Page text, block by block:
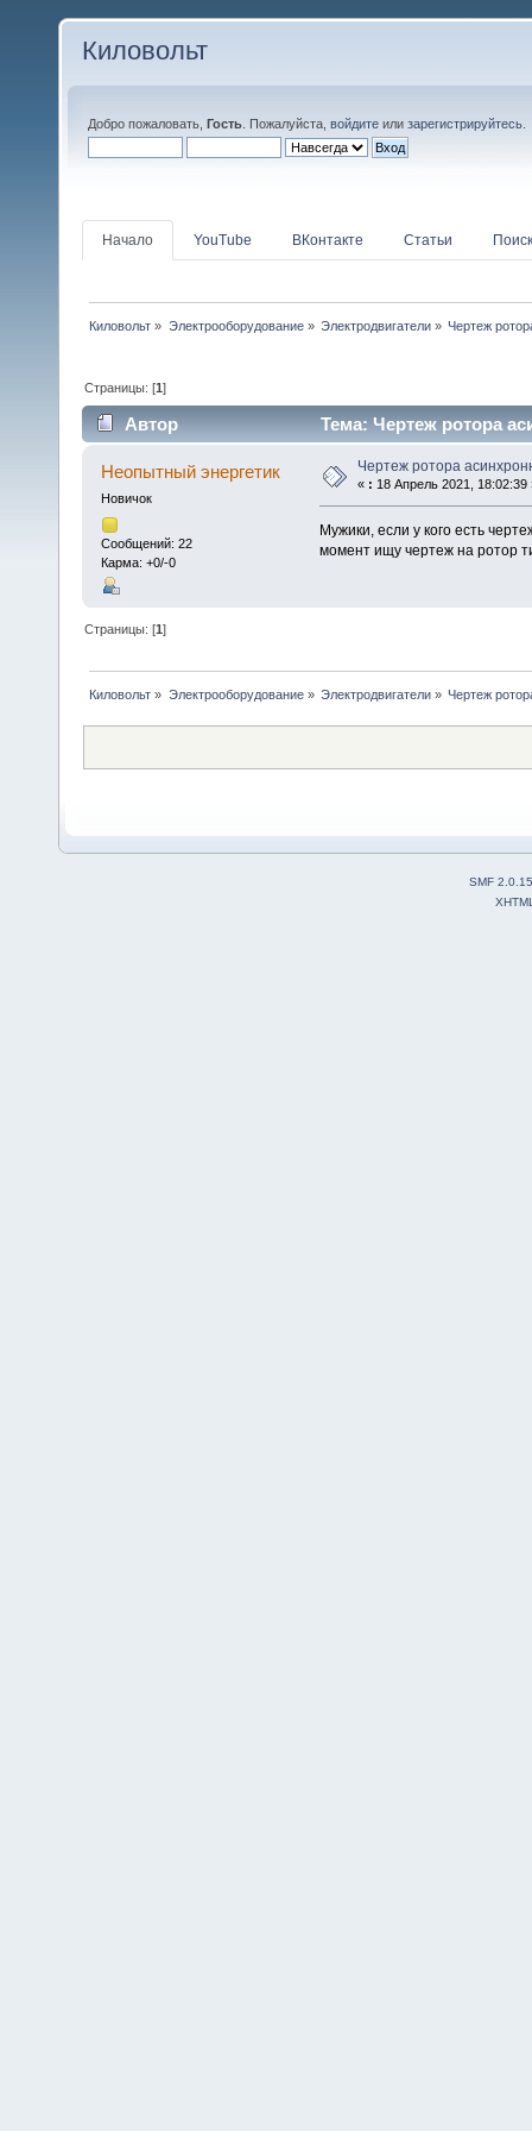
Киловольт
Добро пожаловать, Гость . Пожалуйста, войдите или зарегистрируйтесь
Начало YouTube ВКонтакте Статьи Поиск
Киловольт » Электрооборудование» Электродвигатели» Чертеж
Страницы: [1]
Автор Тема: Чертеж ротора
Неопытный энергетик
Новичок
Сообщений: 22
Карма: +0/-0
Чертеж ротора
« : 18 Апрель 2021, 18:02:39
Мужики, если у кого есть
момент ищу чертеж на ротор
Страницы: [1]
Киловольт » Электрооборудование» Электродвигатели» Чертеж
SMF 2.0.15